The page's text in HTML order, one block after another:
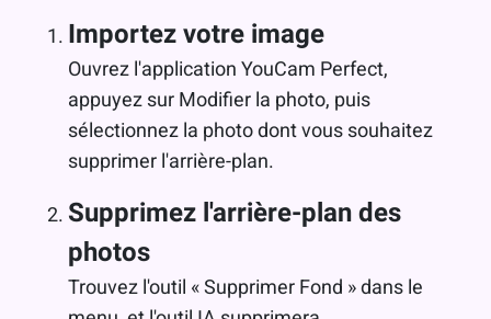
Importez votre image
Ouvrez l'application YouCam Perfect,
appuyez sur Modifier la photo, puis
sélectionnez la photo dont vous souhaitez
supprimer l'arrière-plan.
Supprimez l'arrière-plan des
photos
Trouvez l'outil « Supprimer Fond » dans le